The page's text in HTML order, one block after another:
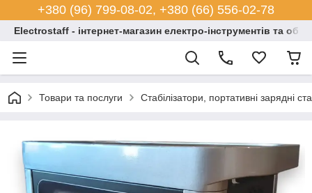
+380 (96) 799-08-02, +380 (66) 556-02-78
Electrostaff - інтернет-магазин електро-інструментів та
Товари та послуги Стабілізатори, портативні зарядні